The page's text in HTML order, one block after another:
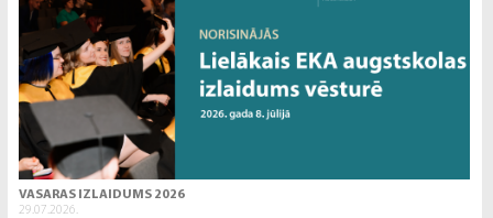
VASARAS IZLAIDUMS 2026
29.07.2026.